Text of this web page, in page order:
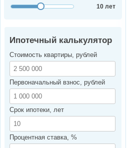
10 лет
Ипотечный калькулятор
Стоимость квартиры, рублей
Первоначальный взнос, рублей
Срок ипотеки, лет
Процентная ставка, %